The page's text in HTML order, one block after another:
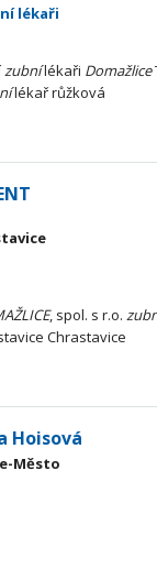
lékaři
zubnílékaři Domažlice
lékař růžková
, spol. s r.o.
Chrastavice
Hoisová
Město